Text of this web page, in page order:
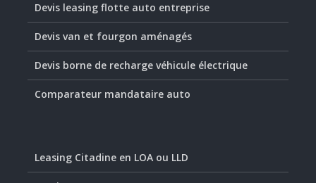
Devis leasing flotte auto entreprise
Devis van et fourgon aménagés
Devis borne de recharge véhicule électrique
Comparateur mandataire auto
Leasing Citadine en LOA ou LLD